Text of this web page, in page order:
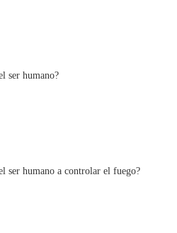
ser humano?
ser humano a controlar el fuego?